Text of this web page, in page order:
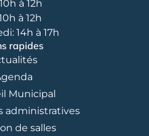
à 12h
à 12h
14h à 17h
rapides
Municipal
administratives
de salles